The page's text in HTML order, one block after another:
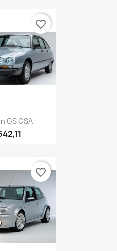
GS GSA
favorite_border
favorite_border